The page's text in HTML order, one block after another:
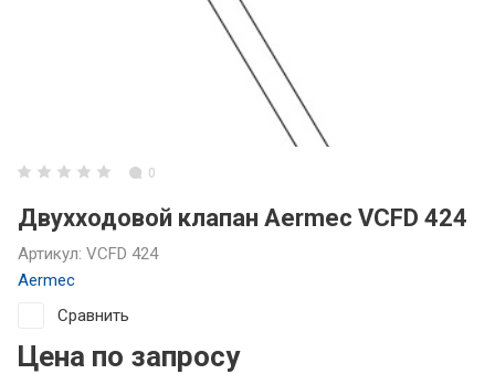
0
Двухходовой клапан Aermec VCFD 424
Артикул: VCFD 424
Aermec
Сравнить
Цена по запросу